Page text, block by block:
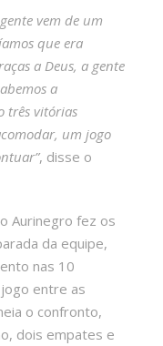
vem de um
que era
a Deus, a gente
a
três vitórias
um jogo
, disse o
Aurinegro fez os
da equipe,
nas 10
entre as
o confronto,
dois empates e